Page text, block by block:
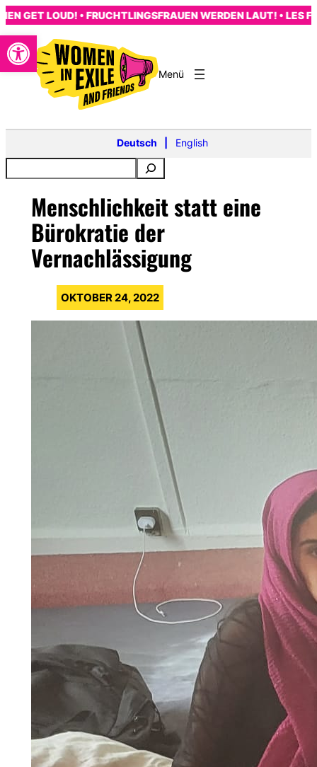
Open toolbar
Zum
Inhalt
springen
GET LOUD! • FRUCHTLINGSFRAUEN WERDEN LAUT! • LES
Deutsch English
Menschlichkeit statt eine
Bürokratie der
Vernachlässigung
OKTOBER 24, 2022